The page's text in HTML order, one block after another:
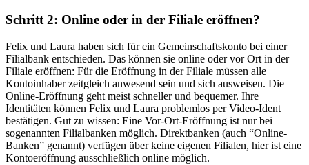
Schritt 2: Online oder in der Filiale eröffnen?
Felix und Laura haben sich für ein Gemeinschaftskonto bei einer
Filialbank entschieden. Das können sie online oder vor Ort in der
Filiale eröffnen: Für die Eröffnung in der Filiale müssen alle
Kontoinhaber zeitgleich anwesend sein und sich ausweisen. Die
Online-Eröffnung geht meist schneller und bequemer. Ihre
Identitäten können Felix und Laura problemlos per Video-Ident
bestätigen. Gut zu wissen: Eine Vor-Ort-Eröffnung ist nur bei
sogenannten Filialbanken möglich. Direktbanken (auch “Online-
Banken” genannt) verfügen über keine eigenen Filialen, hier ist eine
Kontoeröffnung ausschließlich online möglich.